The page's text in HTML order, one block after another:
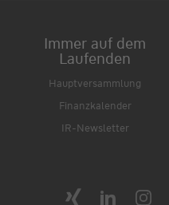
Immer auf dem
Laufenden
Hauptversammlung
Finanzkalender
IR-Newsletter